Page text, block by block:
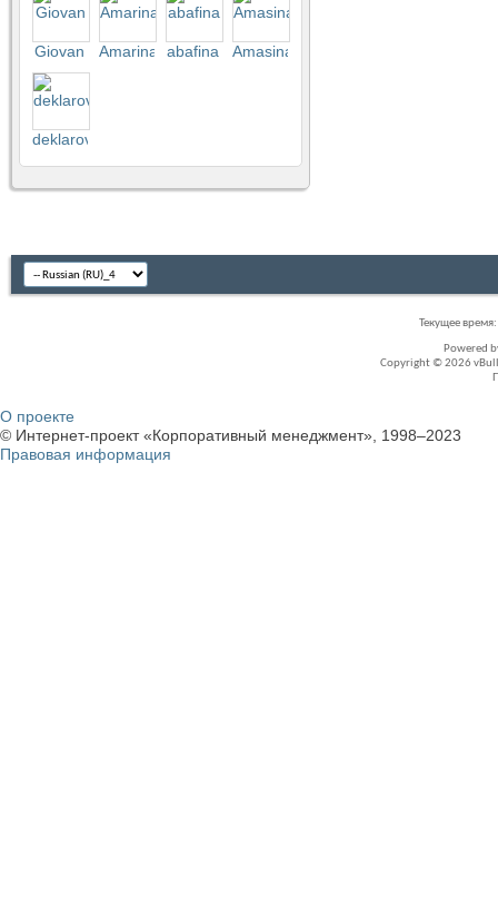
Giovan Amarina abafina Amasina
deklarov
Текущее время:
Powered
Copyright © 2026
О проекте
© Интернет-проект «Корпоративный менеджмент», 1998–2023
Правовая информация